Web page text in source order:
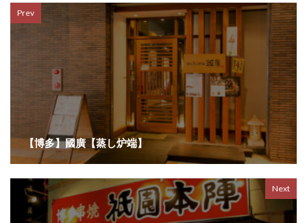
Prev
【博多】國廣【蒸し炉端】
Next